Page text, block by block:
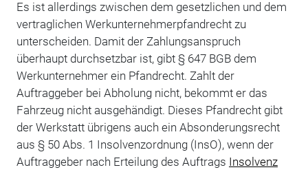
Es ist allerdings zwischen dem gesetzlichen und dem
vertraglichen Werkunternehmerpfandrecht zu
unterscheiden. Damit der Zahlungsanspruch
überhaupt durchsetzbar ist, gibt § 647 BGB dem
Werkunternehmer ein Pfandrecht. Zahlt der
Auftraggeber bei Abholung nicht, bekommt er das
Fahrzeug nicht ausgehändigt. Dieses Pfandrecht gibt
der Werkstatt übrigens auch ein Absonderungsrecht
aus § 50 Abs. 1 Insolvenzordnung (InsO), wenn der
Auftraggeber nach Erteilung des Auftrags Insolvenz